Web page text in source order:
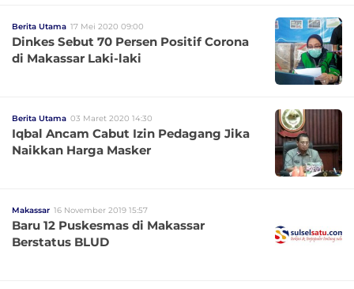
Berita Utama 17 Mei 2020 09:00
Dinkes Sebut 70 Persen Positif Corona
di Makassar Laki-laki
Berita Utama 03 Maret 2020 14:30
Iqbal Ancam Cabut Izin Pedagang Jika
Naikkan Harga Masker
Makassar 16 November 2019 15:57
Baru 12 Puskesmas di Makassar
Berstatus BLUD